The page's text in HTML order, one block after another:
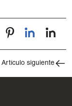
Artículo siguiente